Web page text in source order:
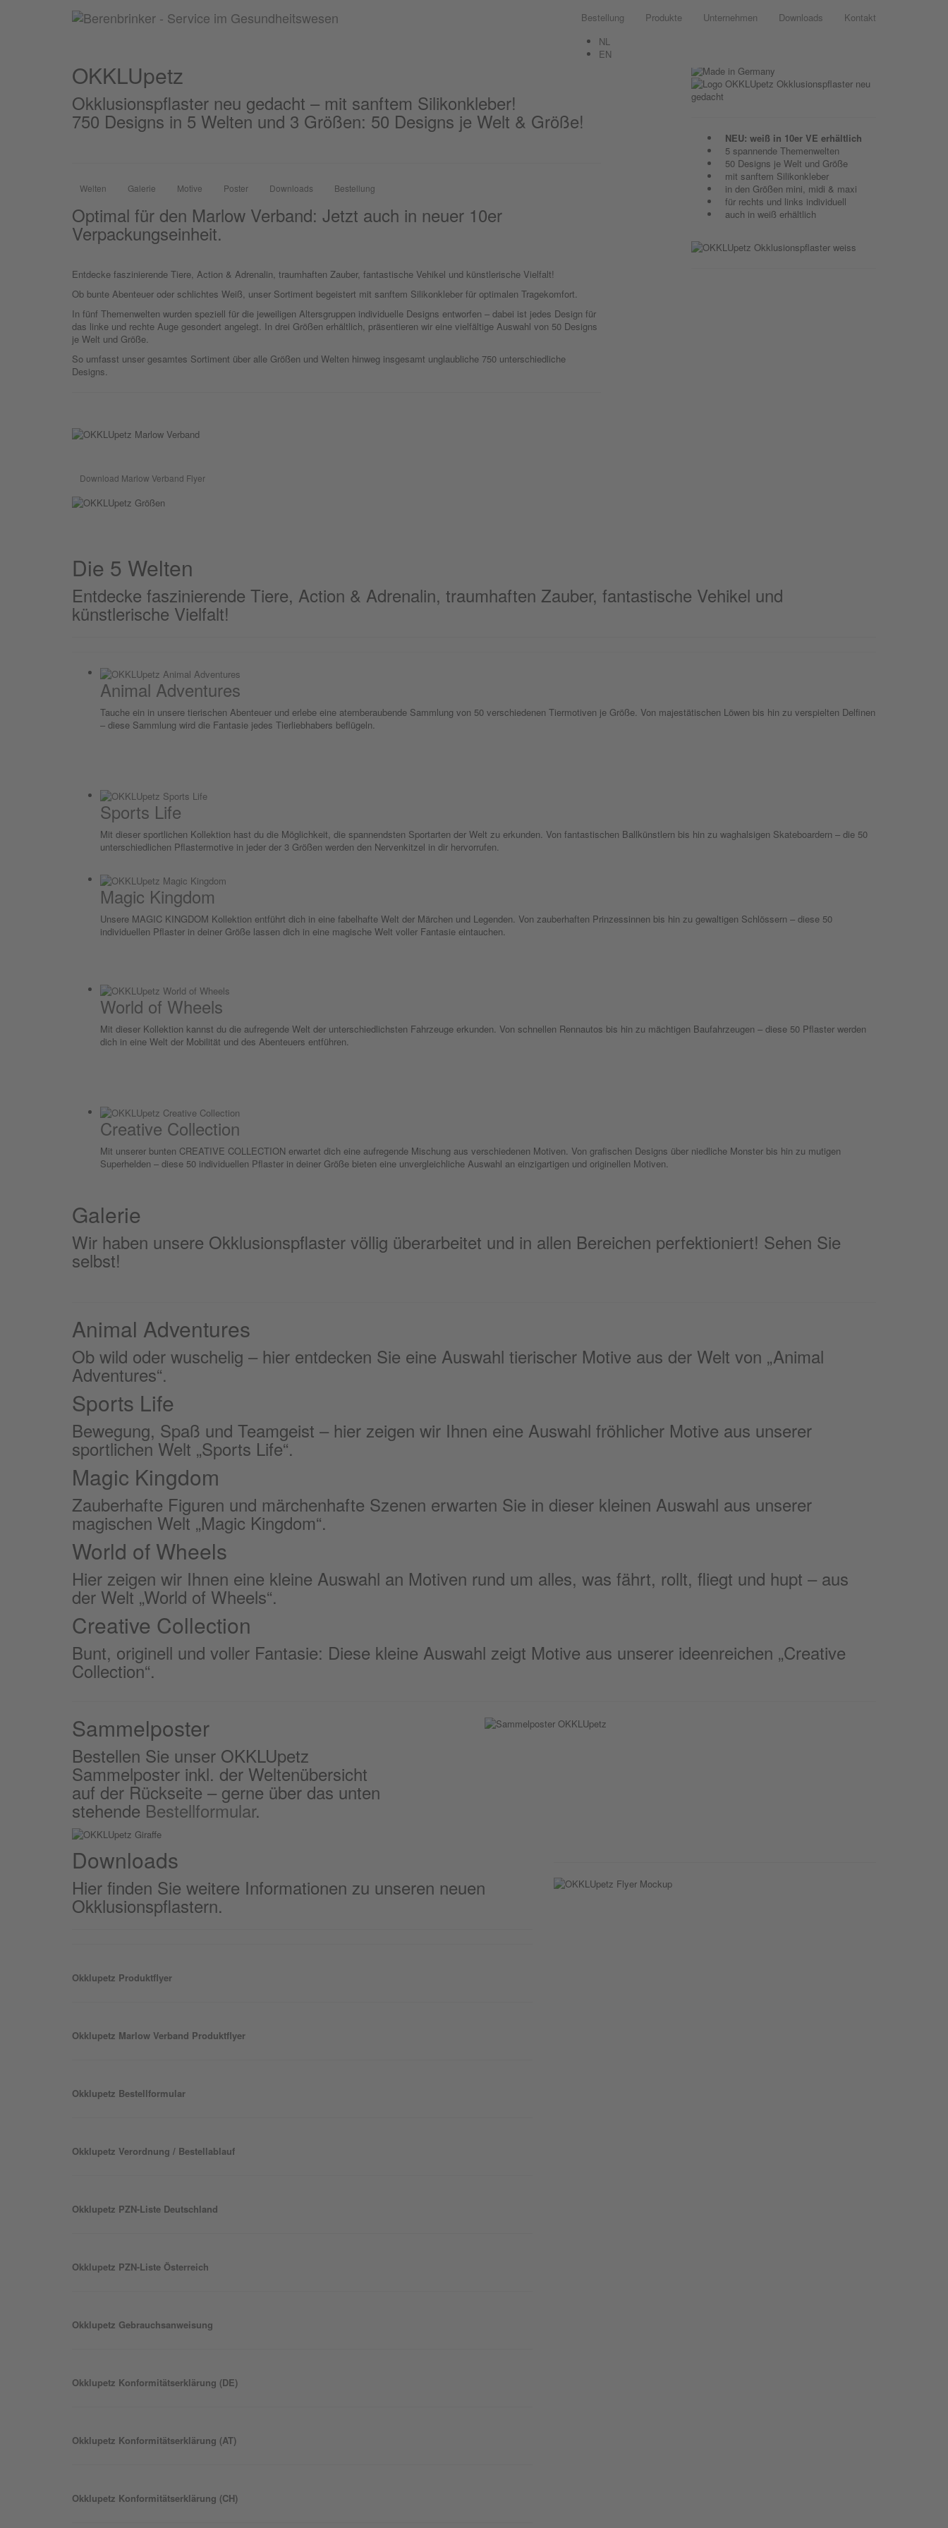
Bestellung Produkte Unternehmen Downloads
Kontakt
NL
EN
OKKLUpetz
Okklusionspflaster neu gedacht – mit sanftem Silikonkleber!
750 Designs in 5 Welten und 3 Größen: 50 Designs je Welt & Größe!
Welten Galerie Motive Poster Downloads Bestellung
Optimal für den Marlow Verband: Jetzt auch in neuer 10er
Verpackungseinheit.
Entdecke faszinierende Tiere, Action & Adrenalin, traumhaften Zauber, fantastische Vehikel und künstlerische Vielfalt!
Ob bunte Abenteuer oder schlichtes Weiß, unser Sortiment begeistert mit sanftem Silikonkleber für optimalen Tragekomfort.
In fünf Themenwelten wurden speziell für die jeweiligen Altersgruppen individuelle Designs entworfen – dabei ist jedes Design für
das linke und rechte Auge gesondert angelegt. In drei Größen erhältlich, präsentieren wir eine vielfältige Auswahl von 50 Designs
je Welt und Größe.
So umfasst unser gesamtes Sortiment über alle Größen und Welten hinweg insgesamt unglaubliche 750 unterschiedliche
Designs.
Download Marlow Verband Flyer
NEU: weiß in 10er VE erhältlich
5 spannende Themenwelten
50 Designs je Welt und Größe
mit sanftem Silikonkleber
in den Größen mini, midi & maxi
für rechts und links individuell
auch in weiß erhältlich
Die 5 Welten
Entdecke faszinierende Tiere, Action & Adrenalin, traumhaften Zauber, fantastische Vehikel und
künstlerische Vielfalt!
Animal Adventures
Tauche ein in unsere tierischen Abenteuer und erlebe eine atemberaubende Sammlung von 50 verschiedenen Tiermotiven je Größe. Von majestätischen Löwen bis hin zu verspielten Delfinen
– diese Sammlung wird die Fantasie jedes Tierliebhabers beflügeln.
Sports Life
Mit dieser sportlichen Kollektion hast du die Möglichkeit, die spannendsten Sportarten der Welt zu erkunden. Von fantastischen Ballkünstlern bis hin zu waghalsigen Skateboardern – die 50
unterschiedlichen Pflastermotive in jeder der 3 Größen werden den Nervenkitzel in dir hervorrufen.
Magic Kingdom
Unsere MAGIC KINGDOM Kollektion entführt dich in eine fabelhafte Welt der Märchen und Legenden. Von zauberhaften Prinzessinnen bis hin zu gewaltigen Schlössern – diese 50
individuellen Pflaster in deiner Größe lassen dich in eine magische Welt voller Fantasie eintauchen.
World of Wheels
Mit dieser Kollektion kannst du die aufregende Welt der unterschiedlichsten Fahrzeuge erkunden. Von schnellen Rennautos bis hin zu mächtigen Baufahrzeugen – diese 50 Pflaster werden
dich in eine Welt der Mobilität und des Abenteuers entführen.
Creative Collection
Mit unserer bunten CREATIVE COLLECTION erwartet dich eine aufregende Mischung aus verschiedenen Motiven. Von grafischen Designs über niedliche Monster bis hin zu mutigen
Superhelden – diese 50 individuellen Pflaster in deiner Größe bieten eine unvergleichliche Auswahl an einzigartigen und originellen Motiven.
Galerie
Wir haben unsere Okklusionspflaster völlig überarbeitet und in allen Bereichen perfektioniert! Sehen Sie
selbst!
Animal Adventures
Ob wild oder wuschelig – hier entdecken Sie eine Auswahl tierischer Motive aus der Welt von „Animal
Adventures“.
Sports Life
Bewegung, Spaß und Teamgeist – hier zeigen wir Ihnen eine Auswahl fröhlicher Motive aus unserer
sportlichen Welt „Sports Life“.
Magic Kingdom
Zauberhafte Figuren und märchenhafte Szenen erwarten Sie in dieser kleinen Auswahl aus unserer
magischen Welt „Magic Kingdom“.
World of Wheels
Hier zeigen wir Ihnen eine kleine Auswahl an Motiven rund um alles, was fährt, rollt, fliegt und hupt – aus
der Welt „World of Wheels“.
Creative Collection
Bunt, originell und voller Fantasie: Diese kleine Auswahl zeigt Motive aus unserer ideenreichen „Creative
Collection“.
Sammelposter
Bestellen Sie unser OKKLUpetz
Sammelposter inkl. der Weltenübersicht
auf der Rückseite – gerne über das unten
stehende Bestellformular.
Downloads
Hier finden Sie weitere Informationen zu unseren neuen
Okklusionspflastern.
Okklupetz Produktflyer
Okklupetz Marlow Verband Produktflyer
Okklupetz Bestellformular
Okklupetz Verordnung / Bestellablauf
Okklupetz PZN-Liste Deutschland
Okklupetz PZN-Liste Österreich
Okklupetz Gebrauchsanweisung
Okklupetz Konformitätserklärung (DE)
Okklupetz Konformitätserklärung (AT)
Okklupetz Konformitätserklärung (CH)